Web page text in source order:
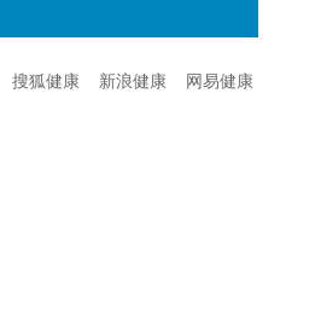
搜狐健康 新浪健康
网易健康